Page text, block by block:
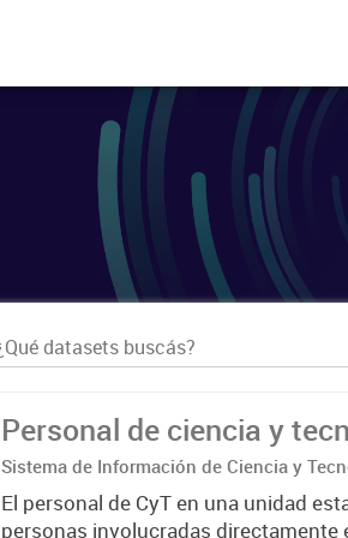
Personal de ciencia y
Sistema de Información de Ciencia y
El personal de CyT en una unidad
personas involucradas directamente